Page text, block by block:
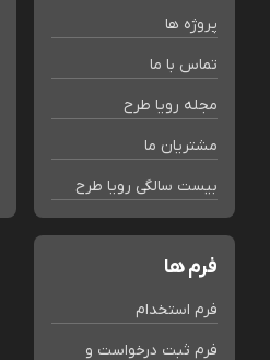
پروژه ها
تماس با ما
مجله رویا طرح
مشتریان ما
بیست سالگی رویا طرح
فرم ها
فرم استخدام
فرم ثبت درخواست و